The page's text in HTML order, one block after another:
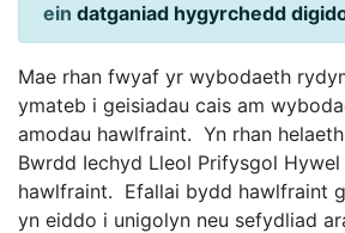
ein datganiad hygyrchedd
Mae rhan fwyaf yr wybodaeth
ymateb i geisiadau cais am
amodau hawlfraint. Yn rhan
Bwrdd Iechyd Lleol Prifysgol Hywel
hawlfraint. Efallai bydd hawlfraint
yn eiddo i unigolyn neu sefydliad